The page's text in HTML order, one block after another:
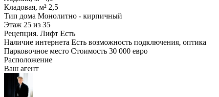
Кладовая, м² 2,5
Тип дома Монолитно - кирпичный
Этаж 25 из 35
Рецепция. Лифт Есть
Наличие интернета Есть возможность подключения, оптика
Парковочное место Стоимость 30 000 евро
Расположение
Ваш агент